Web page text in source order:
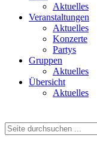
Aktuelles
Veranstaltungen
Aktuelles
Konzerte
Partys
Gruppen
Aktuelles
Übersicht
Aktuelles